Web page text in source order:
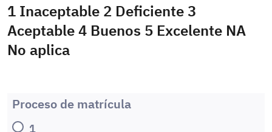
1 Inaceptable 2 Deficiente 3
Aceptable 4 Buenos 5 Excelente NA
No aplica
Proceso de matrícula
1